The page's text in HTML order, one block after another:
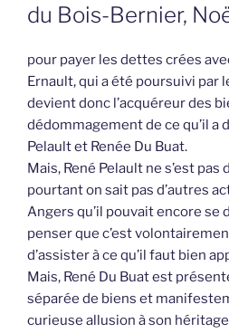
du Bois-Bernier,
pour payer les dettes crées
Ernault, qui a été poursuivi par
devient donc l’acquéreur des
dédommagement de ce qu’il a
Pelault et Renée Du Buat.
Mais, René Pelault ne s’est
pourtant on sait pas d’autres
Angers qu’il pouvait encore se
penser que c’est
d’assister à ce qu’il faut bien
Mais, René Du Buat est
séparée de biens et
curieuse allusion à son